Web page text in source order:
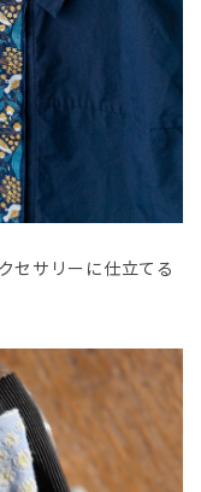
セサリーに仕立てる